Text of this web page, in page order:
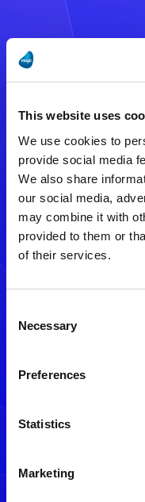
This website uses
We use cookies to
provide social media
We also share
our social media,
may combine it with
provided to them or
of their services.
Selection
Necessary
Preferences
Statistics
Marketing
注意事項
ある可能性があり
メールアドレスを
再度手続きを行っ
メルマガ配